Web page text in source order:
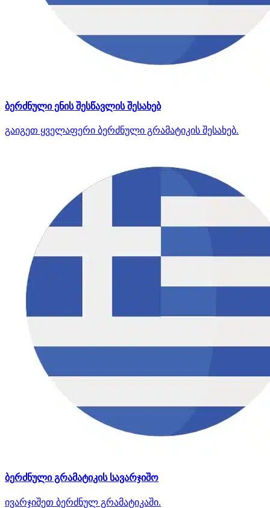
ბერძნული ენის შესწავლის შესახებ
გაიგეთ ყველაფერი ბერძნული გრამატიკის შესახებ.
ბერძნული გრამატიკის სავარჯიშო
ივარჯიშეთ ბერძნულ გრამატიკაში.